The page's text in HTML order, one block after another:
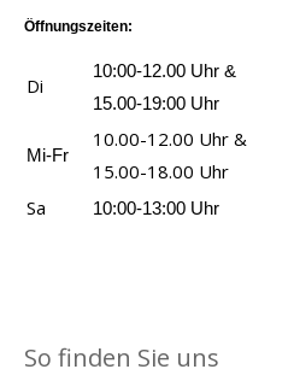
Öffnungszeiten:
Di
10:00-12.00 Uhr &
15.00-19:00 Uhr
Mi-Fr
10.00-12.00 Uhr &
15.00-18.00 Uhr
Sa
10:00-13:00 Uhr
So finden Sie uns